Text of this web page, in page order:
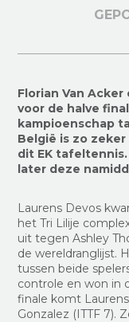
Florian Van
voor de halve
kampioenschap
België is zo
dit EK
later deze
Laurens Devos
het Tri Lilije
uit tegen Ashley
de wereldranglijst.
tussen beide
controle en won in
finale komt
Gonzalez (ITTF 7).